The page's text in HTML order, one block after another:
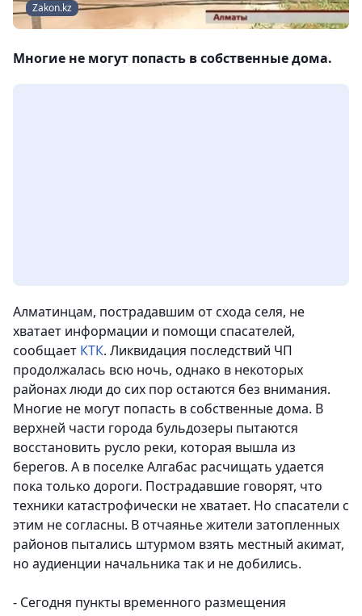
Zakon.kz
Многие не могут попасть в собственные дома.
Алматинцам, пострадавшим от схода селя, не
хватает информации и помощи спасателей,
сообщает КТК. Ликвидация последствий ЧП
продолжалась всю ночь, однако в некоторых
районах люди до сих пор остаются без внимания.
Многие не могут попасть в собственные дома. В
верхней части города бульдозеры пытаются
восстановить русло реки, которая вышла из
берегов. А в поселке Алгабас расчищать удается
пока только дороги. Пострадавшие говорят, что
техники катастрофически не хватает. Но спасатели с
этим не согласны. В отчаянье жители затопленных
районов пытались штурмом взять местный акимат,
но аудиенции начальника так и не добились.
- Сегодня пункты временного размещения